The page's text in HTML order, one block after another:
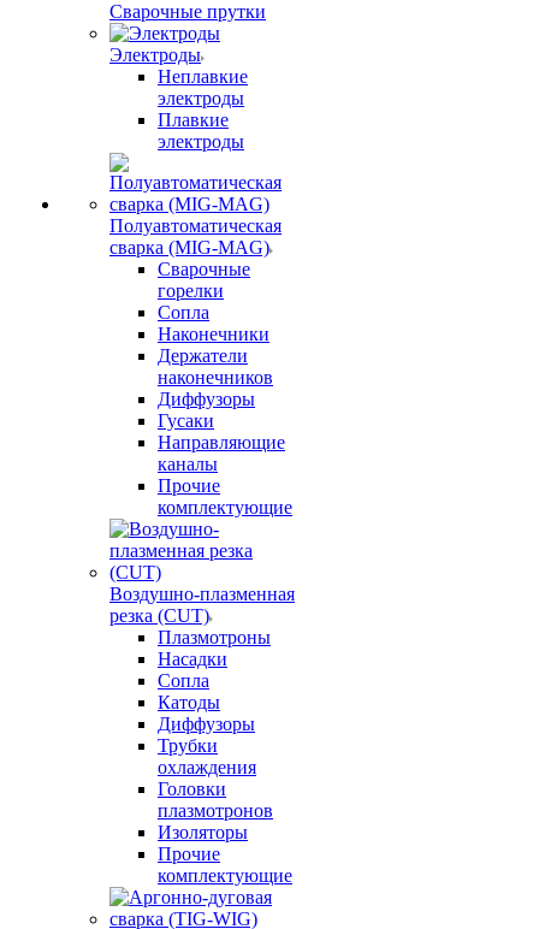
Сварочные прутки
Электроды
Неплавкие
электроды
Плавкие
электроды
Полуавтоматическая
сварка (MIG-MAG)
Сварочные
горелки
Сопла
Наконечники
Держатели
наконечников
Диффузоры
Гусаки
Направляющие
каналы
Прочие
комплектующие
Воздушно-плазменная
резка (CUT)
Плазмотроны
Насадки
Сопла
Катоды
Диффузоры
Трубки
охлаждения
Головки
плазмотронов
Изоляторы
Прочие
комплектующие